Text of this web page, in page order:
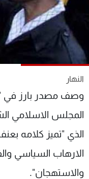
النهار
وصف مصدر بارز في
المجلس الاسلامي
الذي "تميز كلامه
الارهاب السياسي
والاستهجان".
جدول البرامج
شاهد البرامج
الترددات
الإنـتـاج